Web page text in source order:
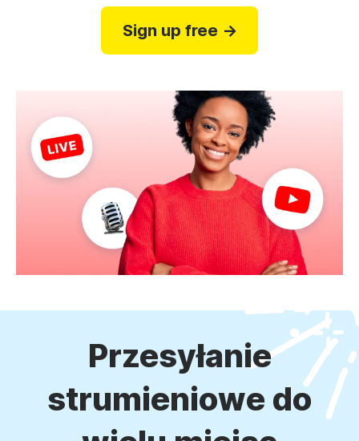
Sign up free →
Przesyłanie
strumieniowe do